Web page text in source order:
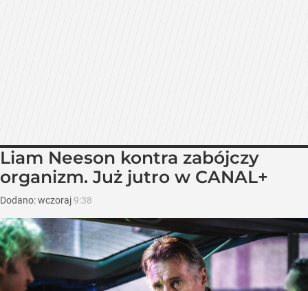
Liam Neeson kontra zabójczy
organizm. Już jutro w CANAL+
Dodano:wczoraj 9:38